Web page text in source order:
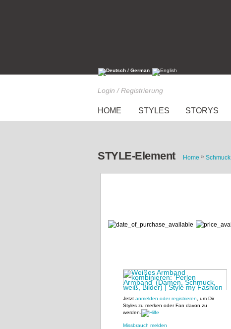
Login / Registrierung
HOME STYLES STORYS
STYLE-Element Home » Schmuck
Jetzt anmelden oder registrieren , um Dir
Styles zu merken oder Fan davon zu
werden.
Missbrauch melden